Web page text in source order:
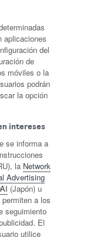
aplicaciones
del
de
móviles o la
podrán
la opción
intereses
se informa a
la Network
Advertising
(Japón) u
a los
seguimiento
El
utilice